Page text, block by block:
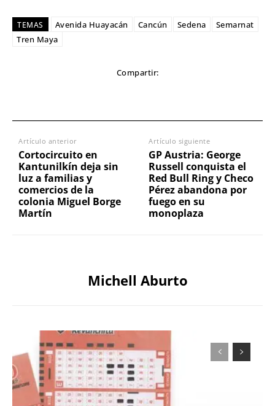
TEMAS Avenida Huayacán Cancún Sedena
Semarnat
Tren Maya
Compartir:
Artículo anterior
Cortocircuito en
Kantunilkín deja sin
luz a familias y
comercios de la
colonia Miguel Borge
Martín
Artículo siguiente
GP Austria: George
Russell conquista el
Red Bull Ring y Checo
Pérez abandona por
fuego en su
monoplaza
Michell Aburto